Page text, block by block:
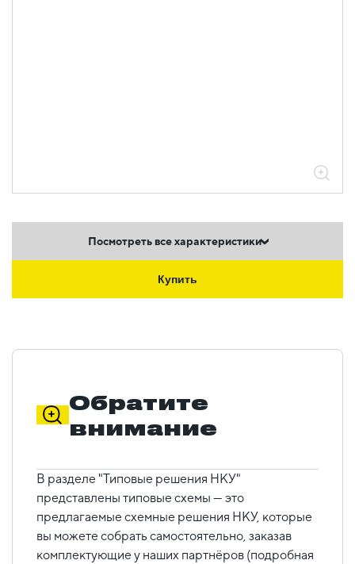
Посмотреть все характеристики
Купить
Обратите
внимание
В разделе "Типовые решения НКУ"
представлены типовые схемы — это
предлагаемые схемные решения НКУ, которые
вы можете собрать самостоятельно, заказав
комплектующие у наших партнёров (подробная